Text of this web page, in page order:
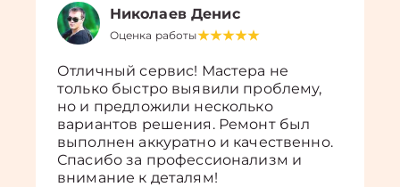
Николаев Денис
Оценка работы
Отличный сервис! Мастера не
только быстро выявили проблему,
но и предложили несколько
вариантов решения. Ремонт был
выполнен аккуратно и качественно.
Спасибо за профессионализм и
внимание к деталям!